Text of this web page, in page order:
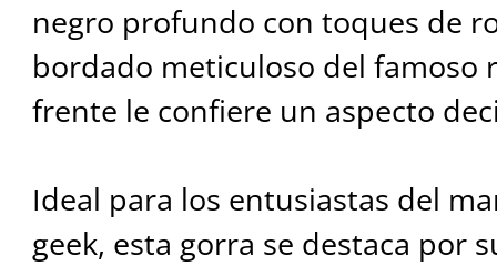
negro profundo con toques de
bordado meticuloso del famoso
frente le confiere un aspecto
Ideal para los entusiastas del
geek, esta gorra se destaca por